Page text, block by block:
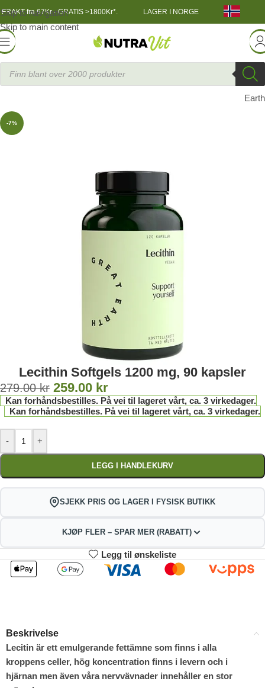
Skip to navigation
Skip to main content
FRAKT fra 67Kr - GRATIS >1800Kr*. LAGER I NORGE
/ Oljer / Omega3»Lecithin Softgels 1200 mg, 90 kapsler
Great
Earth
-7%
Lecithin Softgels 1200 mg, 90 kapsler
279.00kr 259.00 kr
Kan forhåndsbestilles. På vei til lageret vårt, ca. 3 virkedager.
Kan forhåndsbestilles. På vei til lageret vårt, ca. 3 virkedager.
- +
LEGG I HANDLEKURV
SJEKK PRIS OG LAGER I FYSISK BUTIKK
KJØP FLER – SPAR MER (RABATT)
2
256.41
kr
3-4
253.82
4%
Legg til ønskeliste
Beskrivelse
Lecitin är ett emulgerande fettämne som finns i alla
kroppens celler, hög koncentration finns i levern och i
hjärnan men även våra nervvävnader innehåller en stor